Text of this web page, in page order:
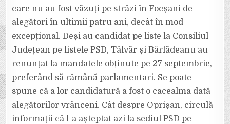
care nu au fost văzuți pe străzi în Focșani de
alegători în ultimii patru ani, decât în mod
excepțional. Deși au candidat pe liste la Consiliul
Județean pe listele PSD, Tâlvăr și Bârlădeanu au
renunțat la mandatele obținute pe 27 septembrie,
preferând să rămână parlamentari. Se poate
spune că a lor candidatură a fost o cacealma dată
alegătorilor vrânceni. Cât despre Oprișan, circulă
informații că l-a așteptat azi la sediul PSD pe